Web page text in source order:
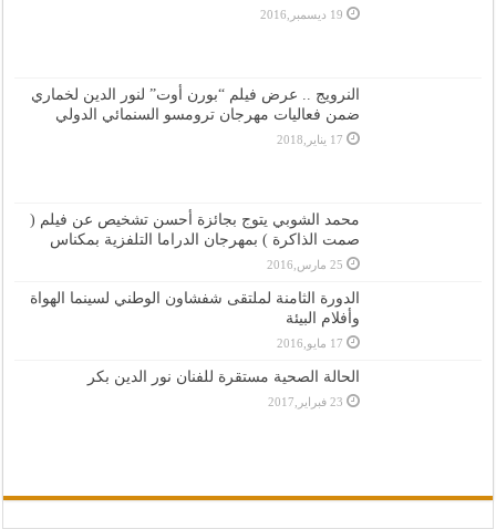
19 ديسمبر,2016
النرويج .. عرض فيلم “بورن أوت” لنور الدين لخماري
ضمن فعاليات مهرجان ترومسو السنمائي الدولي
17 يناير,2018
محمد الشوبي يتوج بجائزة أحسن تشخيص عن فيلم (
صمت الذاكرة ) بمهرجان الدراما التلفزية بمكناس
25 مارس,2016
الدورة الثامنة لملتقى شفشاون الوطني لسينما الهواة
وأفلام البيئة
17 مايو,2016
الحالة الصحية مستقرة للفنان نور الدين بكر
23 فبراير,2017